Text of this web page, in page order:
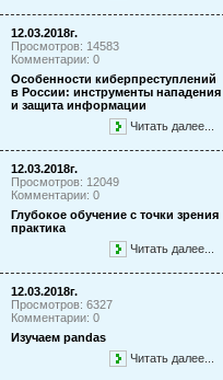
12.03.2018г.
Просмотров: 14583
Комментарии: 0
Особенности киберпреступлений
в России: инструменты нападения
и защита информации
Читать далее...
12.03.2018г.
Просмотров: 12049
Комментарии: 0
Глубокое обучение с точки зрения
практика
Читать далее...
12.03.2018г.
Просмотров: 6327
Комментарии: 0
Изучаем pandas
Читать далее...